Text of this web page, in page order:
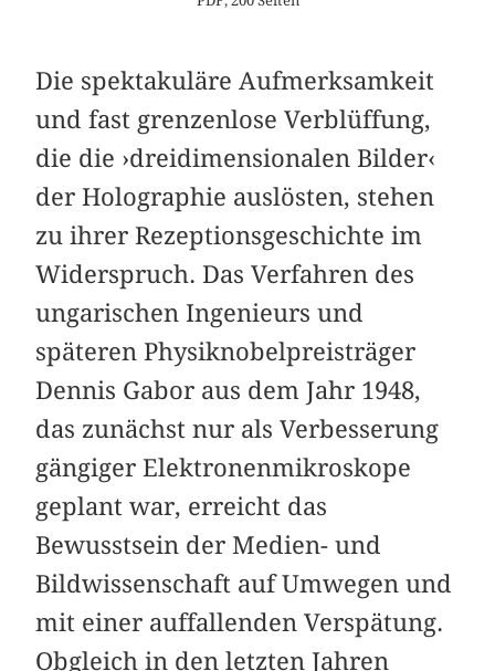
Die spektakuläre Aufmerksamkeit
und fast grenzenlose Verblüffung,
die die ›dreidimensionalen Bilder‹
der Holographie auslösten, stehen
zu ihrer Rezeptionsgeschichte im
Widerspruch. Das Verfahren des
ungarischen Ingenieurs und
späteren Physiknobelpreisträger
Dennis Gabor aus dem Jahr 1948,
das zunächst nur als Verbesserung
gängiger Elektronenmikroskope
geplant war, erreicht das
Bewusstsein der Medien- und
Bildwissenschaft auf Umwegen und
mit einer auffallenden Verspätung.
Obgleich in den letzten Jahren